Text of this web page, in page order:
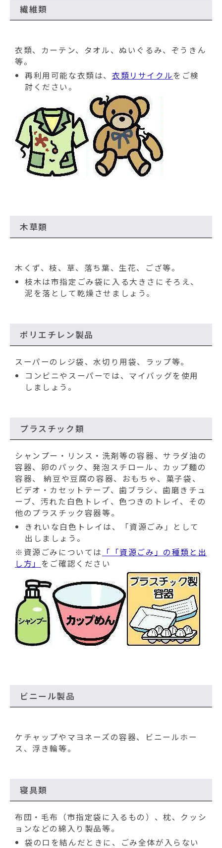
繊維類
衣類、カーテン、タオル、ぬいぐるみ、ぞうきん
等。
再利用可能な衣類は、 衣類リサイクルをご検
討ください。
木草類
木くず、枝、草、落ち葉、生花、ござ等。
枝木は市指定ごみ袋に入る大きさにそろえ、
泥を落として乾燥させましょう。
ポリエチレン製品
スーパーのレジ袋、水切り用袋、ラップ等。
コンビニやスーパーでは、マイバッグを使用
しましょう。
プラスチック類
シャンプー・リンス・洗剤等の容器、サラダ油の
容器、卵のパック、発泡スチロール、カップ麺の
容器、 納豆や豆腐の容器、おもちゃ、菓子袋、
ビデオ・カセットテープ、歯ブラシ、歯磨きチュ
ーブ、汚れた白色トレイ、色つきのトレイ、その
他のプラスチック容器等。
きれいな白色トレイは、「資源ごみ」として
出しましょう。
※資源ごみについては 「「資源ごみ」の種類と出
し方」 をご確認ください
ビニール製品
ケチャップやマヨネーズの容器、ビニールホー
ス、浮き輪等。
寝具類
布団・毛布（市指定袋に入るもの）、枕、クッシ
ョンなどの綿入り製品等。
袋の口を結んだときに、ごみ全体が入らない